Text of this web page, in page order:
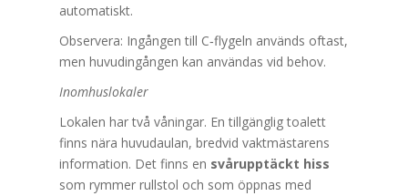
automatiskt.
Observera: Ingången till C‑flygeln används oftast,
men huvudingången kan användas vid behov.
Inomhuslokaler
Lokalen har två våningar. En tillgänglig toalett
finns nära huvudaulan, bredvid vaktmästarens
information. Det finns en svårupptäckt hiss
som rymmer rullstol och som öppnas med